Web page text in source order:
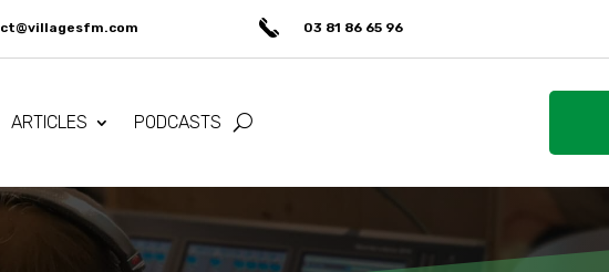
03 81 86 65 96
ARTICLES PODCASTS